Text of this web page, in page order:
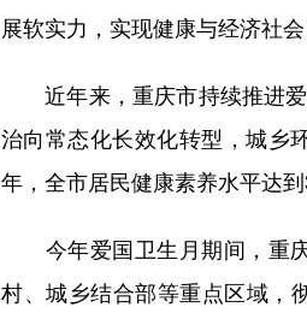
展软实力，实现健康与经济社会
近年来，重庆市持续推进爱
治向常态化长效化转型，城乡
年，全市居民健康素养水平达到
今年爱国卫生月期间，重庆
村、城乡结合部等重点区域，